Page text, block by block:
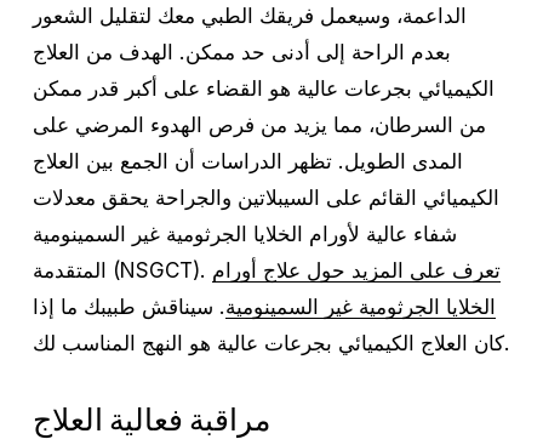
الداعمة، وسيعمل فريقك الطبي معك لتقليل الشعور
بعدم الراحة إلى أدنى حد ممكن. الهدف من العلاج
الكيميائي بجرعات عالية هو القضاء على أكبر قدر ممكن
من السرطان، مما يزيد من فرص الهدوء المرضي على
المدى الطويل. تظهر الدراسات أن الجمع بين العلاج
الكيميائي القائم على السيبلاتين والجراحة يحقق معدلات
شفاء عالية لأورام الخلايا الجرثومية غير السمينومية
المتقدمة (NSGCT). تعرف على المزيد حول علاج أورام
الخلايا الجرثومية غير السمينومية. سيناقش طبيبك ما إذا
كان العلاج الكيميائي بجرعات عالية هو النهج المناسب لك.
مراقبة فعالية العلاج